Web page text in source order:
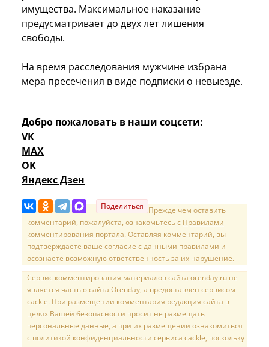
имущества. Максимальное наказание
предусматривает до двух лет лишения
свободы.
На время расследования мужчине избрана
мера пресечения в виде подписки о невыезде.
Добро пожаловать в наши соцсети:
VK
MAX
OK
Яндекс Дзен
Поделиться Прежде чем оставить
комментарий, пожалуйста, ознакомьтесь с Правилами
комментирования портала. Оставляя комментарий, вы
подтверждаете ваше согласие с данными правилами и
осознаете возможную ответственность за их нарушение.
Сервис комментирования материалов сайта orenday.ru не
является частью сайта Orenday, а предоставлен сервисом
cackle. При размещении комментария редакция сайта в
целях Вашей безопасности просит не размещать
персональные данные, а при их размещении ознакомиться
с политикой конфиденциальности сервиса cackle, поскольку